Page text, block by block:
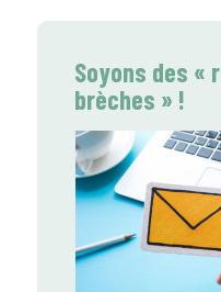
Soyons des «
brèches » !